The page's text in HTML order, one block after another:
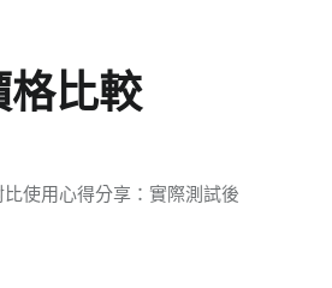
格比較
使用心得分享：實際測試後